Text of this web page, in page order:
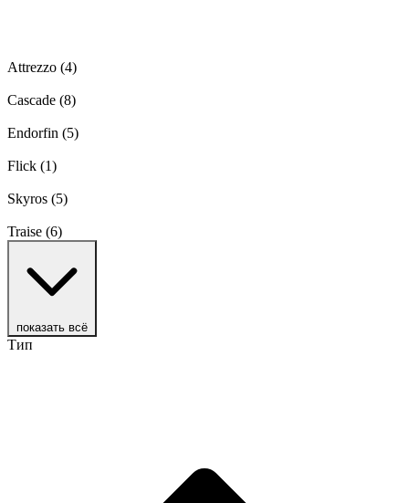
Attrezzo (4)
Cascade (8)
Endorfin (5)
Flick (1)
Skyros (5)
Traise (6)
показать всё
Тип